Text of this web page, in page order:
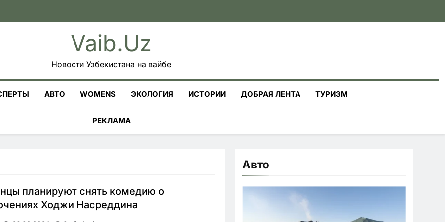
Vaib.uz
Новости Узбекистана на вайбе
АВТО WOMENS ЭКОЛОГИЯ ИСТОРИИ ДОБРАЯ ЛЕНТА ТУРИЗМ
РЕКЛАМА
планируют снять комедию о
Ходжи Насреддина
Авто